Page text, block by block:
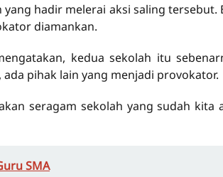
hadir melerai aksi saling tersebut.
diamankan.
kedua sekolah itu
pihak lain yang menjadi provokator.
seragam sekolah yang sudah kita
SMA